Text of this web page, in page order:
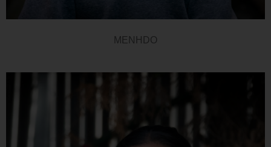
MENHDO